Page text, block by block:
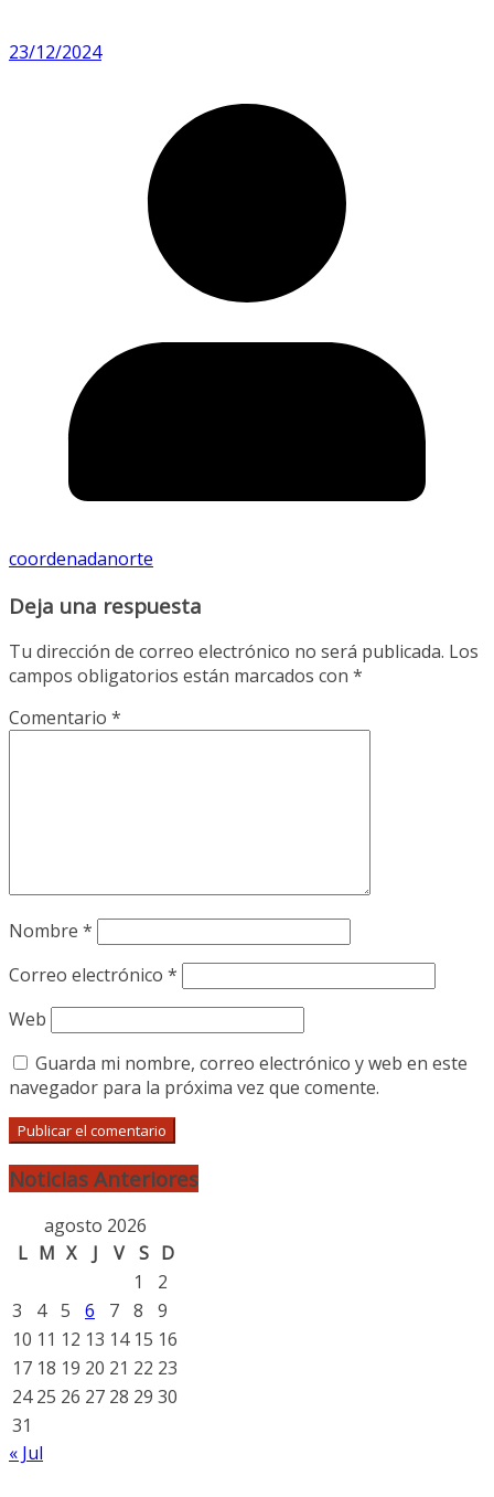
23/12/2024
coordenadanorte
Deja una respuesta
Tu dirección de correo electrónico no será publicada. Los
campos obligatorios están marcados con *
Comentario *
Nombre *
Correo electrónico *
Web
Guarda mi nombre, correo electrónico y web en este
navegador para la próxima vez que comente.
Noticias Anteriores
agosto 2026
L M X J V S D
1
2
3
4 5 6 7 8
9
10 11 12 13 14 15 16
17 18 19 20 21 22 23
24 25 26 27 28 29 30
31
« Jul